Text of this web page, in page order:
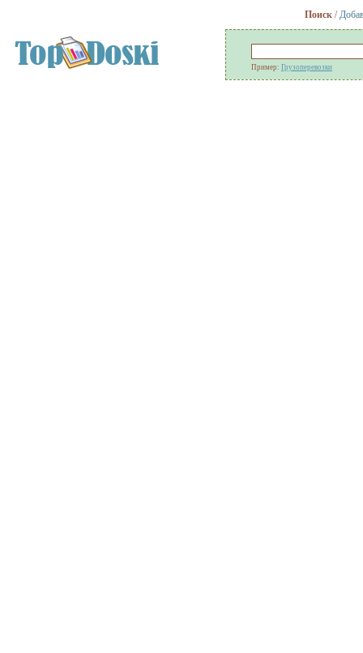
Поиск/
Пример: Грузоперевозки